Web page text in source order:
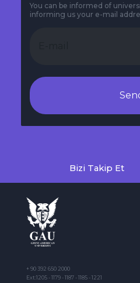
You can be informed of
informing us your e-mail
Bizi Takip Et
+ 90 392 650 2000
Ext:1205 - 1179 - 1187 - 1185 - 1221